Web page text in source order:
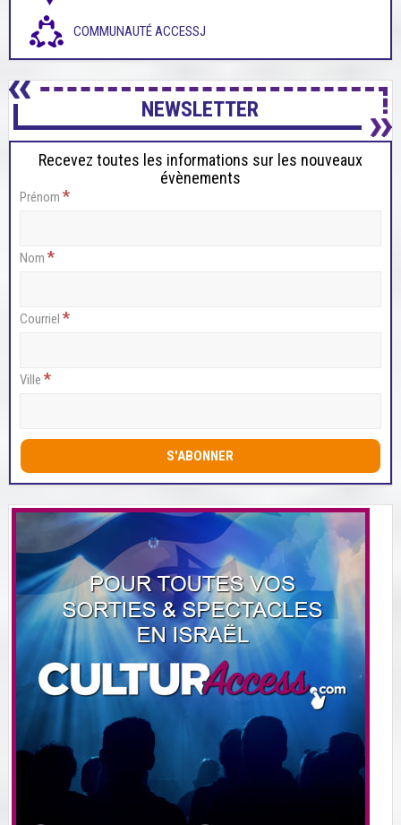
COMMUNAUTÉ ACCESSJ
NEWSLETTER
Recevez toutes les informations sur les nouveaux
évènements
Prénom *
Nom *
Courriel *
Ville *